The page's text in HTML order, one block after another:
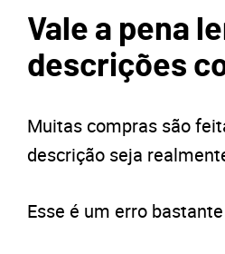
Vale a pena
descrições
Muitas compras são
descrição seja
Esse é um erro